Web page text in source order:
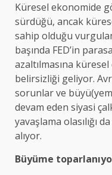
Küresel ekonomide
sürdüğü, ancak
sahip olduğu
başında FED’in
azaltılmasına
belirsizliği geliyor.
sorunlar ve
devam eden siyasi
yavaşlama olasılığı
alıyor.
Büyüme